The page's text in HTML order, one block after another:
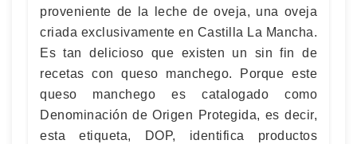
proveniente de la leche de oveja, una oveja
criada exclusivamente en Castilla La Mancha.
Es tan delicioso que existen un sin fin de
recetas con queso manchego. Porque este
queso manchego es catalogado como
Denominación de Origen Protegida, es decir,
esta etiqueta, DOP, identifica productos